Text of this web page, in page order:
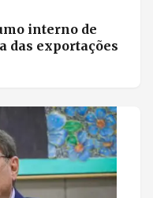
interno de
das exportações